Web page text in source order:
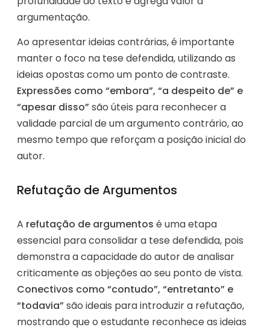
argumentação.
Ao apresentar ideias contrárias, é importante
manter o foco na tese defendida, utilizando as
ideias opostas como um ponto de contraste.
Expressões como “embora”, “a despeito de” e
“apesar disso”são úteis para reconhecer a
validade parcial de um argumento contrário, ao
mesmo tempo que reforçam a posição inicial do
autor.
Refutação de Argumentos
A refutação de argumentos é uma etapa
essencial para consolidar a tese defendida, pois
demonstra a capacidade do autor de analisar
criticamente as objeções ao seu ponto de vista.
Conectivos como “contudo”, “entretanto” e
“todavia”são ideais para introduzir a refutação,
mostrando que o estudante reconhece as ideias